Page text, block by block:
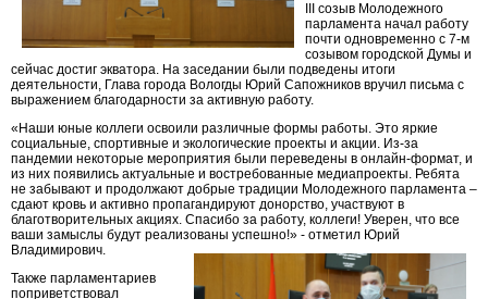
III созыв Молодежного
парламента начал работу
почти одновременно с 7-м
созывом городской Думы и
сейчас достиг экватора. На заседании были подведены итоги
деятельности, Глава города Вологды Юрий Сапожников вручил письма с
выражением благодарности за активную работу.
«Наши юные коллеги освоили различные формы работы. Это яркие
социальные, спортивные и экологические проекты и акции. Из-за
пандемии некоторые мероприятия были переведены в онлайн-формат, и
из них появились актуальные и востребованные медиапроекты. Ребята
не забывают и продолжают добрые традиции Молодежного парламента –
сдают кровь и активно пропагандируют донорство, участвуют в
благотворительных акциях. Спасибо за работу, коллеги! Уверен, что все
ваши замыслы будут реализованы успешно!» - отметил Юрий
Владимирович.
Также парламентариев
поприветствовал